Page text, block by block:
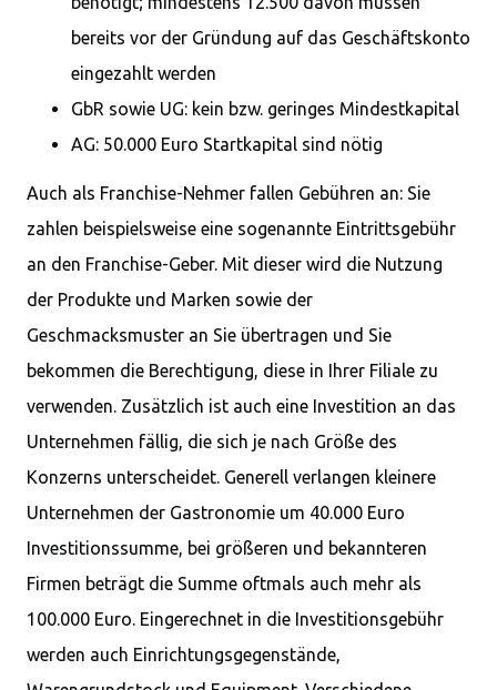
bereits vor der Gründung auf das Geschäftskonto
eingezahlt werden
GbR sowie UG: kein bzw. geringes Mindestkapital
AG: 50.000 Euro Startkapital sind nötig
Auch als Franchise-Nehmer fallen Gebühren an: Sie
zahlen beispielsweise eine sogenannte Eintrittsgebühr
an den Franchise-Geber. Mit dieser wird die Nutzung
der Produkte und Marken sowie der
Geschmacksmuster an Sie übertragen und Sie
bekommen die Berechtigung, diese in Ihrer Filiale zu
verwenden. Zusätzlich ist auch eine Investition an das
Unternehmen fällig, die sich je nach Größe des
Konzerns unterscheidet. Generell verlangen kleinere
Unternehmen der Gastronomie um 40.000 Euro
Investitionssumme, bei größeren und bekannteren
Firmen beträgt die Summe oftmals auch mehr als
100.000 Euro. Eingerechnet in die Investitionsgebühr
werden auch Einrichtungsgegenstände,